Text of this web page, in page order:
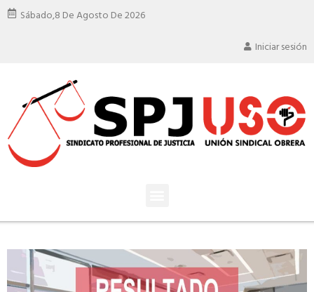
Sábado,8 De Agosto De 2026
Iniciar sesión